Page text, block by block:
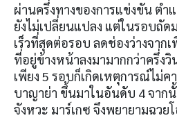
ผ่านครึ่งทางของการแข่งขัน ตำ
ยังไม่เปลี่ยนแปลง แต่ในรอบถัด
เร็วที่สุดต่อรอบ ลดช่องว่างจาก
ที่อยู่ข้างหน้าลงมามากกว่าครึ่ง
เพียง 5 รอบก็เกิดเหตุการณ์ไม่ค
บาญาย่า ขึ้นมาในอันดับ 4จาก
จังหวะ มาร์เกซ จึงพยายามฉวย